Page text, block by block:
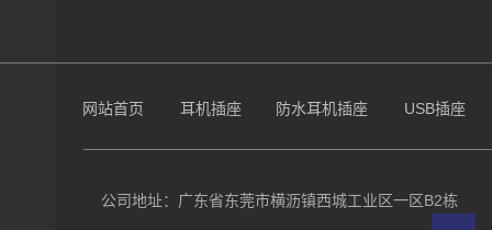
网站首页 耳机插座 防水耳机插座 USB插座
公司地址：广东省东莞市横沥镇西城工业区一区B2栋